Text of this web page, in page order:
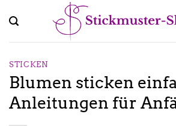
Inhalt
springen
STICKEN
Blumen sticken
Anleitungen für